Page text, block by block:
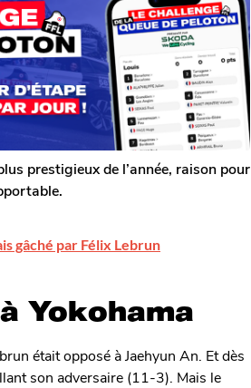
prestigieux de l’année, raison pour
gâché par Félix Lebrun
Yokohama
était opposé à Jaehyun An. Et dès
son adversaire (11-3). Mais le